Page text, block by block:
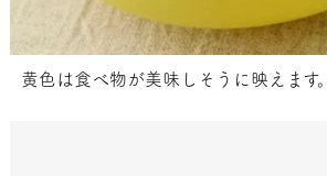
黄色は食べ物が美味しそうに映えます。